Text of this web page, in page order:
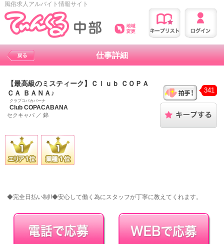
風俗求人アルバイト情報サイト
仕事詳細
【最高級のミスティーク】Ｃｌｕｂ ＣＯＰＡ
ＣＡ ＢＡＮＡ♪
クラブコパカバーナ
Club COPACABANA
セクキャバ ／錦
341
◆完全日払い制!!◆安心して働く為にスタッフが丁寧に教えてくれます。